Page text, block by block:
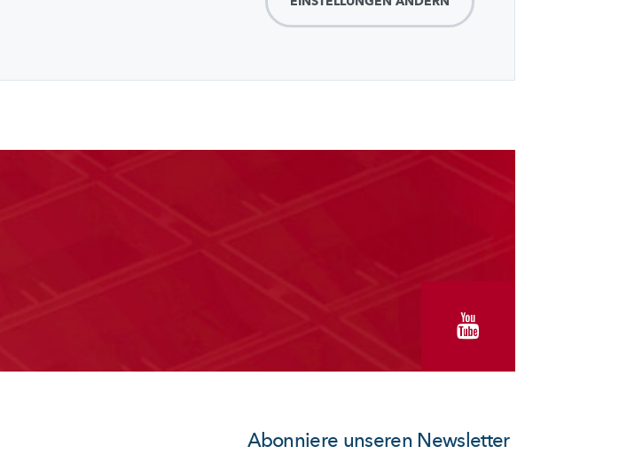
Abonniere unseren Newsletter